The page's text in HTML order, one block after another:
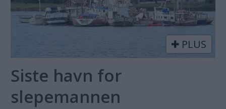
PLUS
Siste havn for
slepemannen